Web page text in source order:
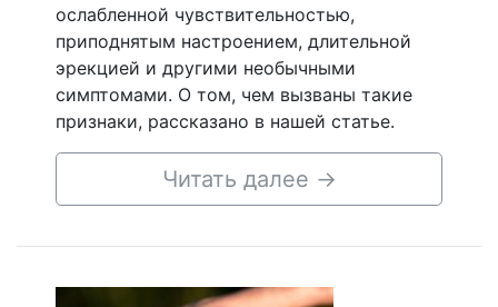
ослабленной чувствительностью,
приподнятым настроением, длительной
эрекцией и другими необычными
симптомами. О том, чем вызваны такие
признаки, рассказано в нашей статье.
Читать далее →